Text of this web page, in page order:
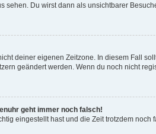
sehen. Du wirst dann als unsichtbarer
deiner eigenen Zeitzone. In diesem Fall
geändert werden. Wenn du noch nicht
geht immer noch falsch!
eingestellt hast und die Zeit trotzdem